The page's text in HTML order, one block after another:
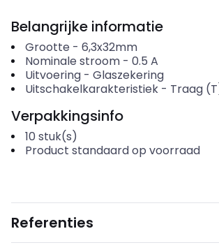
Belangrijke informatie
Grootte - 6,3x32mm
Nominale stroom- 0.5 A
Uitvoering- Glaszekering
Uitschakelkarakteristiek- Traag
Verpakkingsinfo
10 stuk(s)
Product standaard op voorraad
Referenties